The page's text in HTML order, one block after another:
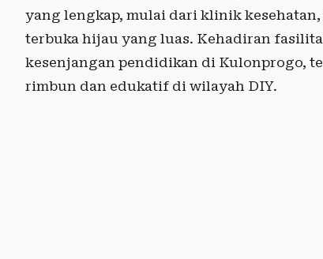
yang lengkap, mulai dari klinik
terbuka hijau yang luas. Kehadiran
kesenjangan pendidikan di Kulonprogo,
rimbun dan edukatif di wilayah DIY.